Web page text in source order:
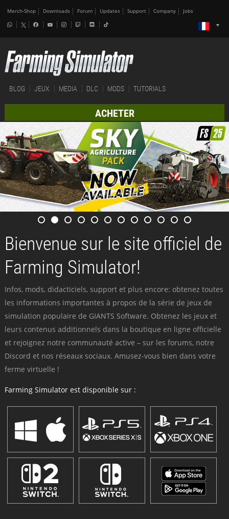
Merch-Shop Downloads Forum Updates Support Company Jobs
BLOG JEUX MEDIA DLC MODS TUTORIALS
ACHETER
Bienvenue sur le site officiel de
Farming Simulator!
Infos, mods, didacticiels, support et plus encore: obtenez toutes
les informations importantes à propos de la série de jeux de
simulation populaire de GIANTS Software. Obtenez les jeux et
leurs contenus additionnels dans la boutique en ligne officielle
et rejoignez notre communauté active – sur les forums, notre
Discord et nos réseaux sociaux. Amusez-vous bien dans votre
ferme virtuelle !
Farming Simulator est disponible sur :